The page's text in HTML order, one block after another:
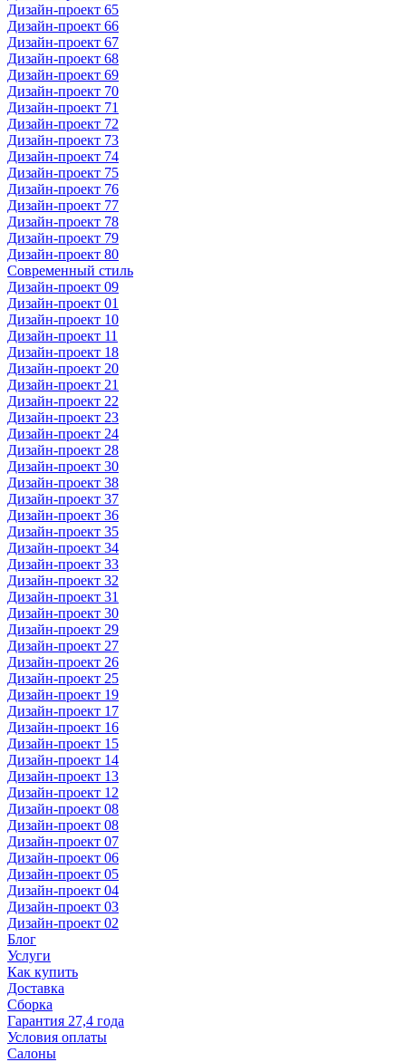
Дизайн-проект 65
Дизайн-проект 66
Дизайн-проект 67
Дизайн-проект 68
Дизайн-проект 69
Дизайн-проект 70
Дизайн-проект 71
Дизайн-проект 72
Дизайн-проект 73
Дизайн-проект 74
Дизайн-проект 75
Дизайн-проект 76
Дизайн-проект 77
Дизайн-проект 78
Дизайн-проект 79
Дизайн-проект 80
Современный стиль
Дизайн-проект 09
Дизайн-проект 01
Дизайн-проект 10
Дизайн-проект 11
Дизайн-проект 18
Дизайн-проект 20
Дизайн-проект 21
Дизайн-проект 22
Дизайн-проект 23
Дизайн-проект 24
Дизайн-проект 28
Дизайн-проект 30
Дизайн-проект 38
Дизайн-проект 37
Дизайн-проект 36
Дизайн-проект 35
Дизайн-проект 34
Дизайн-проект 33
Дизайн-проект 32
Дизайн-проект 31
Дизайн-проект 30
Дизайн-проект 29
Дизайн-проект 27
Дизайн-проект 26
Дизайн-проект 25
Дизайн-проект 19
Дизайн-проект 17
Дизайн-проект 16
Дизайн-проект 15
Дизайн-проект 14
Дизайн-проект 13
Дизайн-проект 12
Дизайн-проект 08
Дизайн-проект 08
Дизайн-проект 07
Дизайн-проект 06
Дизайн-проект 05
Дизайн-проект 04
Дизайн-проект 03
Дизайн-проект 02
Блог
Услуги
Как купить
Доставка
Сборка
Гарантия 27,4 года
Условия оплаты
Салоны